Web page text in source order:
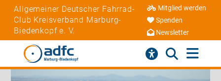
Allgemeiner Deutscher Fahrrad-
Club Kreisverband Marburg-
Biedenkopf e. V.
Mitglied werden
Spenden
Newsletter